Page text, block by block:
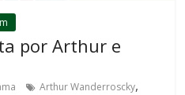
por Arthur e
Arthur Wanderroscky,